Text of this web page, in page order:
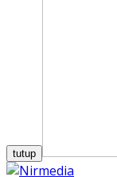
tutup